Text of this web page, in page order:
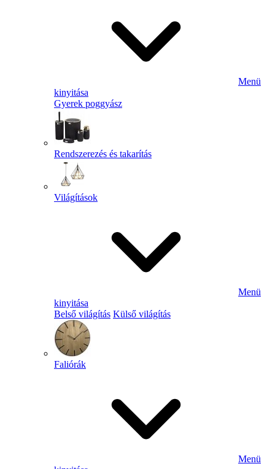
Menü
kinyitása
Gyerek poggyász
Rendszerezés és takarítás
Világítások
Menü
kinyitása
Belső világítás Külső világítás
Faliórák
Menü